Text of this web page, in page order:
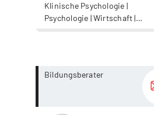
Klinische Psychologie |
Psychologie | Wirtschaft |
Wirtschaftspsychologie
Bildungsberater